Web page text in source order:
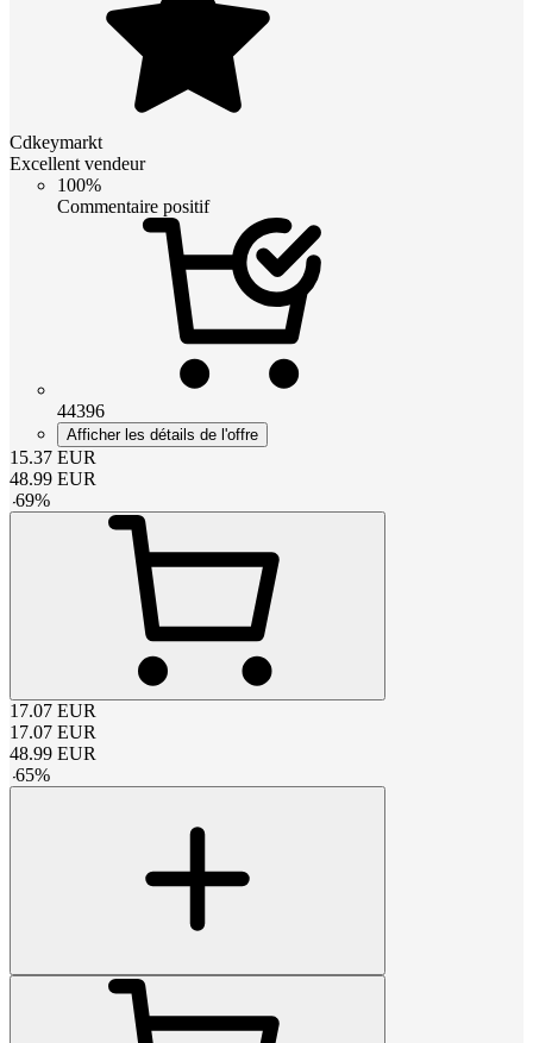
Cdkeymarkt
Excellent vendeur
100%
Commentaire positif
44396
Afficher les détails de l'offre
15.37 EUR
48.99 EUR
-69%
17.07 EUR
17.07 EUR
48.99 EUR
-65%